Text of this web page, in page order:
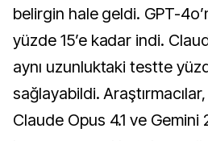
belirgin hale geldi. GPT-
yüzde 15’e kadar indi.
aynı uzunluktaki testte
sağlayabildi.
Claude Opus 4.1 ve